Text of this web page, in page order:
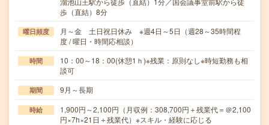
歩（直結）8分
曜日頻度
月～金 土日祝日休み ※週4日～5日（週28～35時間程
度 / 曜日・時間応相談）
時間
10：00～18：00(休憩1ｈ)※残業：原則なし※時短勤務も相
談可
期間 9月～長期
時給
1,900円～2,100円（月収例：308,700円＋残業代＝＠2,100
円×7h×21日＋残業代）※スキル・経験に応じる